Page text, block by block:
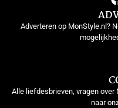
Adverteren op MonStyle.nl?
Alle liefdesbrieven, vragen
naar